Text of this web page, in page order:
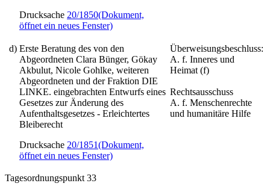
Drucksache 20/1850(Dokument,
öffnet ein neues Fenster)
d) Erste Beratung des von den
Abgeordneten Clara Bünger, Gökay
Akbulut, Nicole Gohlke, weiteren
Abgeordneten und der Fraktion DIE
LINKE. eingebrachten Entwurfs eines
Gesetzes zur Änderung des
Aufenthaltsgesetzes - Erleichtertes
Bleiberecht
Drucksache 20/1851(Dokument,
öffnet ein neues Fenster)
Überweisungsbeschluss:
A. f. Inneres und
Heimat (f)
Rechtsausschuss
A. f. Menschenrechte
und humanitäre Hilfe
Tagesordnungspunkt 33